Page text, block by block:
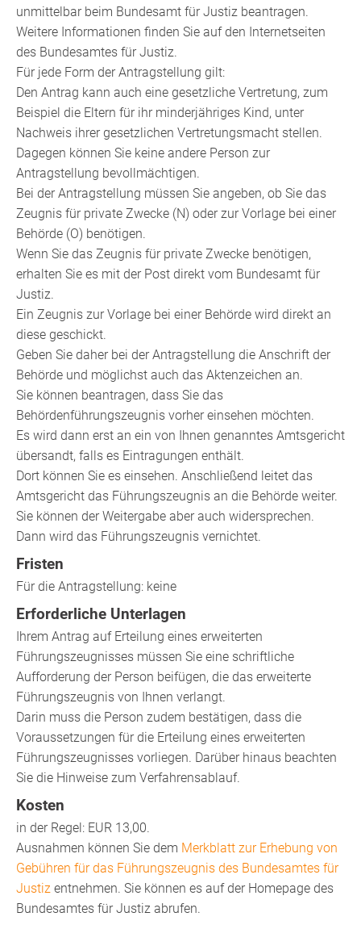
unmittelbar beim Bundesamt für Justiz beantragen.
Weitere Informationen finden Sie aufden Internetseiten
des Bundesamtes für Justiz.
Für jede Form der Antragstellung gilt:
Den Antrag kann auch eine gesetzliche Vertretung, zum
Beispiel die Eltern für ihr minderjähriges Kind, unter
Nachweis ihrer gesetzlichen Vertretungsmacht stellen.
Dagegen können Sie keine andere Person zur
Antragstellung bevollmächtigen.
Bei der Antragstellung müssen Sie angeben, ob Sie das
Zeugnis für private Zwecke (N) oder zur Vorlage bei einer
Behörde (O) benötigen.
Wenn Sie das Zeugnis für private Zwecke benötigen,
erhalten Sie es mit der Post direkt vom Bundesamt für
Justiz.
Ein Zeugnis zur Vorlage bei einer Behörde wird direkt an
diese geschickt.
Geben Sie daher bei der Antragstellung die Anschrift der
Behörde und möglichst auch das Aktenzeichen an.
Sie können beantragen, dass Sie das
Behördenführungszeugnis vorher einsehen möchten.
Es wird dann erst an ein von Ihnen genanntes Amtsgericht
übersandt, falls es Eintragungen enthält.
Dort können Sie es einsehen. Anschließend leitet das
Amtsgericht das Führungszeugnis an die Behörde weiter.
Sie können der Weitergabe aber auch widersprechen.
Dann wird das Führungszeugnis vernichtet.
Fristen
Für die Antragstellung: keine
Erforderliche Unterlagen
Ihrem Antrag auf Erteilung eines erweiterten
Führungszeugnisses müssen Sie eine schriftliche
Aufforderung der Person beifügen, die das erweiterte
Führungszeugnis von Ihnen verlangt.
Darin muss die Person zudem bestätigen, dass die
Voraussetzungen für die Erteilung eines erweiterten
Führungszeugnisses vorliegen. Darüber hinaus beachten
Sie die Hinweise zum Verfahrensablauf.
Kosten
in der Regel: EUR 13,00.
Ausnahmen können Sie dem Merkblatt zur Erhebung von
Gebühren für das Führungszeugnis des Bundesamtes für
Justiz entnehmen. Sie können es auf der Homepage des
Bundesamtes für Justiz abrufen.